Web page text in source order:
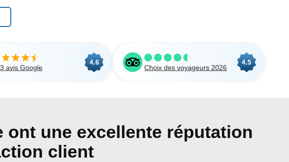
avis Google
4.6
Choix des voyageurs 2026
4.5
une excellente réputation
client